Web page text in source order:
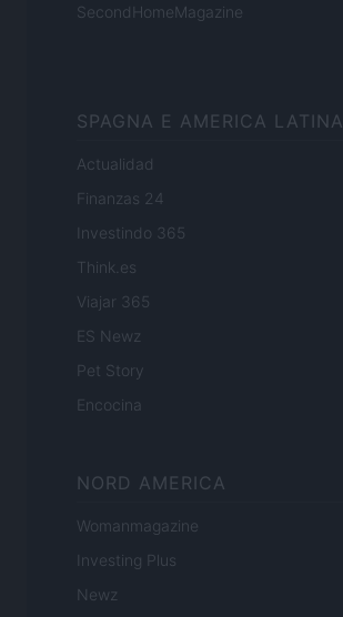
SecondHomeMagazine
SPAGNA E AMERICA LATINA
Actualidad
Finanzas 24
Investindo 365
Think.es
Viajar 365
ES Newz
Pet Story
Encocina
NORD AMERICA
Womanmagazine
Investing Plus
Newz